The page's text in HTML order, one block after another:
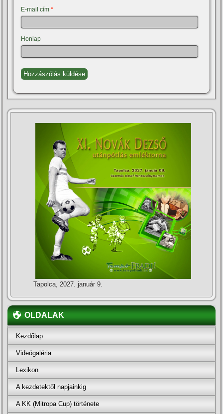
E-mail cím*
Honlap
Tapolca, 2027. január 9.
OLDALAK
Kezdőlap
Videógaléria
Lexikon
A kezdetektől napjainkig
A KK (Mitropa Cup) története